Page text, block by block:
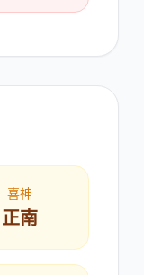
喜神
正南